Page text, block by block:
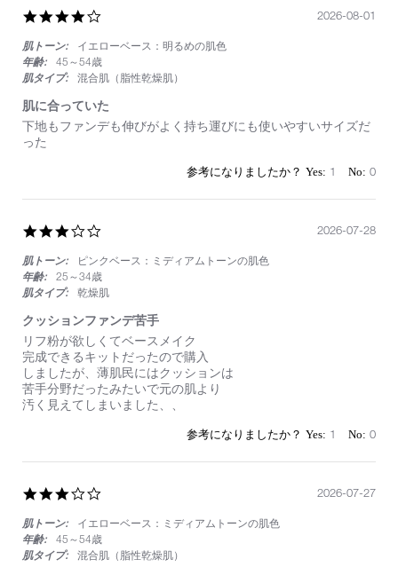
し
い
な
か
た
の
で
試
と
で
き
て
良
か
っ
た
す。
持
ち
運
び
利
い
つ
も
rating
肌トーン:
イエローベース：明るめの肌色
年齢:
45～54歳
肌タイプ:
混合肌（脂性乾燥肌）
肌に合っていた
Review
by
2026
review
stating
っ
い
下地もファンデも伸びがよく持ち運びにも使いやすいサイズだ
った
2026-08-01
1 0
rating
肌トーン:
ピンクベース：ミディアムトーンの肌色
年齢:
25～34歳
肌タイプ:
乾燥肌
クッションファンデ苦手
Review
by
on
28
Jul
2026
review
stating
ク
ッ
シ
ョ
ァ
デ
苦
手
リフ粉が欲しくてベースメイク
完成できるキットだったので購入
しましたが、薄肌民にはクッションは
苦手分野だったみたいで元の肌より
汚く見えてしまいました、、
2026-07-28
1 0
rating
肌トーン:
イエローベース：ミディアムトーンの肌色
年齢:
45～54歳
肌タイプ:
混合肌（脂性乾燥肌）
2026-07-27